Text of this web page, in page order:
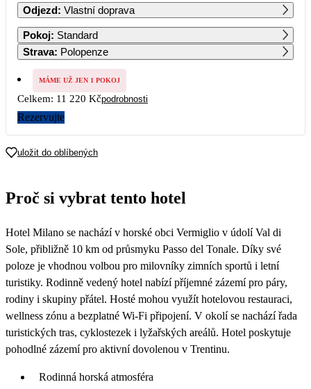
1 2 3 4 5 6
7 8 9 10 11 12 13
14 15 16
21 22 23 24 25 26 27
Odjezd: Vlastní doprava
Pokoj: Standard
Strava: Polopenze
MÁME UŽ JEN 1 POKOJ
Celkem: 11 220 Kčpodrobnosti
Rezervujte
uložit do oblíbených
Proč si vybrat tento hotel
Hotel Milano se nachází v horské obci Vermiglio v údolí Val di
Sole, přibližně 10 km od průsmyku Passo del Tonale. Díky své
poloze je vhodnou volbou pro milovníky zimních sportů i letní
turistiky. Rodinně vedený hotel nabízí příjemné zázemí pro páry,
rodiny i skupiny přátel. Hosté mohou využít hotelovou restauraci,
wellness zónu a bezplatné Wi-Fi připojení. V okolí se nachází řada
turistických tras, cyklostezek i lyžařských areálů. Hotel poskytuje
pohodlné zázemí pro aktivní dovolenou v Trentinu.
Rodinná horská atmosféra